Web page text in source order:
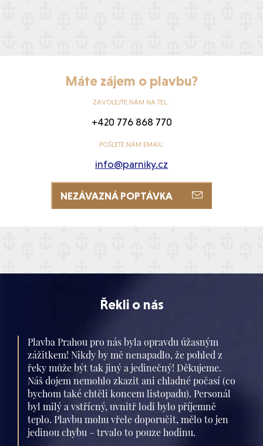
Máte zájem o plavbu?
ZAVOLEJTE NÁM NA TEL.:
+420 776 868 770
POŠLETE NÁM EMAIL:
info@parniky.cz
NEZÁVAZNÁ POPTÁVKA 
Řekli o nás
Plavba Prahou pro nás byla opravdu úžasným
zážitkem! Nikdy by mě nenapadlo, že pohled z
řeky může být tak jiný a jedinečný! Děkujeme.
Náš dojem nemohlo zkazit ani chladné počasí (co
bychom také chtěli koncem listopadu). Personál
byl milý a vstřícný, uvnitř lodi bylo příjemně
teplo. Plavbu mohu vřele doporučit, mělo to jen
jedinou chybu – trvalo to pouze hodinu.